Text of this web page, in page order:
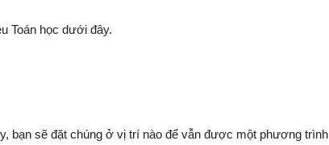
Toán học dưới đây.
bạn sẽ đặt chúng ở vị trí nào để vẫn được một phương trình